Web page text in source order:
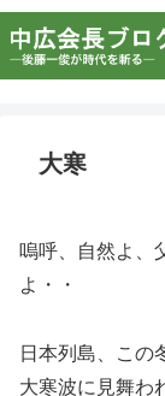
大寒
嗚呼、自然よ、
よ・・
日本列島、この
大寒波に見舞わ